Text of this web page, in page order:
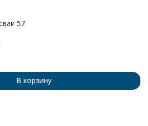
57
В корзину